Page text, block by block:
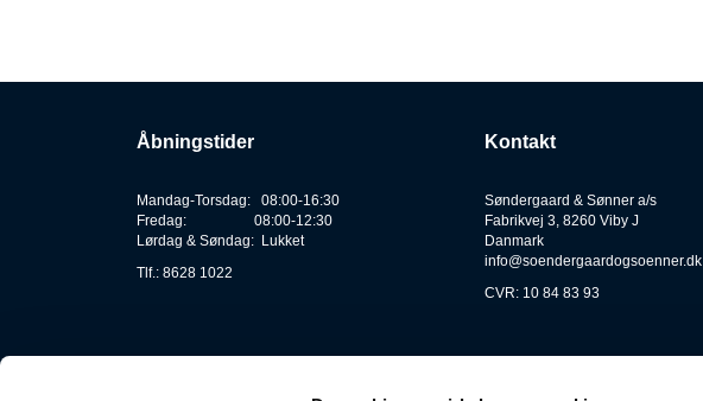
Åbningstider
Mandag-Torsdag: 08:00-16:30
Fredag: 08:00-12:30
Lørdag & Søndag: Lukket
Tlf.: 8628 1022
Kontakt
Søndergaard & Sønner a/s
Fabrikvej 3, 8260 Viby J
Danmark
info@soendergaardogsoenner.dk
CVR: 10 84 83 93